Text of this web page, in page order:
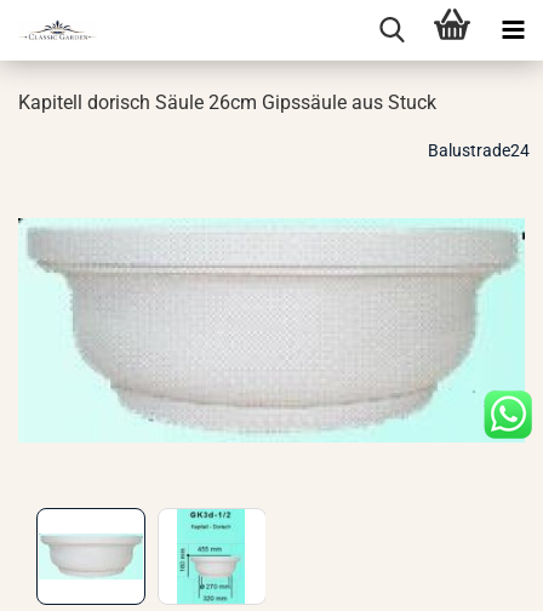
Ka­pi­tell do­risch Säule 26cm Gips­säu­le aus Stuck
Balustrade24